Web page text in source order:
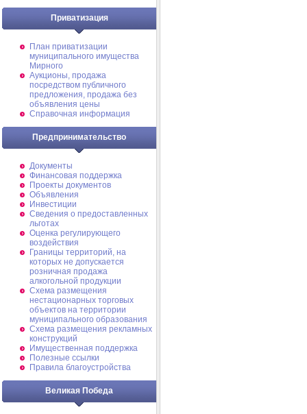
Приватизация
План приватизации
муниципального имущества
Мирного
Аукционы, продажа
посредством публичного
предложения, продажа без
объявления цены
Справочная информация
Предпринимательство
Документы
Финансовая поддержка
Проекты документов
Объявления
Инвестиции
Сведения о предоставленных
льготах
Оценка регулирующего
воздействия
Границы территорий, на
которых не допускается
розничная продажа
алкогольной продукции
Схема размещения
нестационарных торговых
объектов на территории
муниципального образования
Схема размещения рекламных
конструкций
Имущественная поддержка
Полезные ссылки
Правила благоустройства
Великая Победа